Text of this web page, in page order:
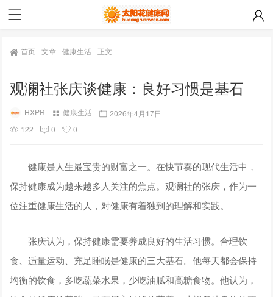
首页-文章-健康生活- 正文
观澜社张庆谈健康：良好习惯是基石
HXPR 健康生活
2026年4月17日
122
0 0
健康是人生最宝贵的财富之一。在快节奏的现代生活中，
保持健康成为越来越多人关注的焦点。观澜社的张庆，作为一
位注重健康生活的人，对健康有着独到的理解和实践。
张庆认为，保持健康需要养成良好的生活习惯。合理饮
食、适量运动、充足睡眠是健康的三大基石。他每天都会保持
均衡的饮食，多吃蔬菜水果，少吃油腻和高糖食物。他认为，